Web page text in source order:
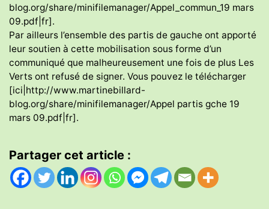
blog.org/share/minifilemanager/Appel_commun_19 mars
09.pdf|fr].
Par ailleurs l’ensemble des partis de gauche ont apporté
leur soutien à cette mobilisation sous forme d’un
communiqué que malheureusement une fois de plus Les
Verts ont refusé de signer. Vous pouvez le télécharger
[ici|http://www.martinebillard-
blog.org/share/minifilemanager/Appel partis gche 19
mars 09.pdf|fr].
Partager cet article :